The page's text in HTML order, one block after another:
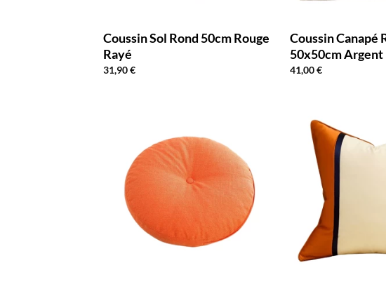
Coussin Sol Rond 50cm Rouge
Rayé
31,90€
Coussin Canapé
50x50cm Argent
41,00€